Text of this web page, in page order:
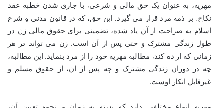
مهریه، به عنوان یک حق مالی و شرعی، با جاری شدن خطبه عقد
نکاح، بر ذمه مرد قرار می گیرد. این حق، که در قانون مدنی و شرع
اسلام به صراحت از آن یاد شده، تضمینی برای حقوق مالی زن در
طول زندگی مشترک و حتی پس از آن است. زن می تواند در هر
زمانی که اراده کند، مطالبه مهریه خود را از مرد بنماید. این مطالبه،
چه در دوران زندگی مشترک و چه پس از آن، از حقوق مسلم و
غیرقابل انکار اوست.